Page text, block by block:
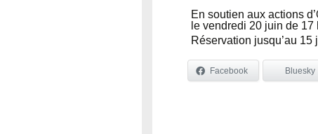
En soutien aux actions
le vendredi 20 juin de
Réservation jusqu’au
Facebook Bluesky